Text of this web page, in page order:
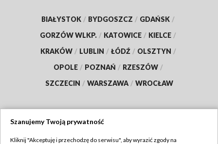
BIAŁYSTOK / BYDGOSZCZ / GDAŃSK /
GORZÓW WLKP. / KATOWICE / KIELCE /
KRAKÓW / LUBLIN / ŁÓDŹ / OLSZTYN /
OPOLE / POZNAŃ / RZESZÓW /
SZCZECIN / WARSZAWA / WROCŁAW
Szanujemy Twoją prywatność
Kliknij "Akceptuję i przechodzę do serwisu", aby wyrazić zgody na